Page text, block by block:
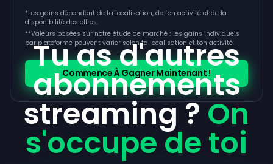
*Les gains dépendent de ta localisation, de ton activité et de la
disponibilité des offres.
**Valeurs basées sur notre étude de marché ; les gains individuels
par plateforme peuvent varier selon ta localisation et ton activité
Commence À Gagner Maintenant !
Tu as d'autres
abonnements
streaming ?On
s'occupe de toi